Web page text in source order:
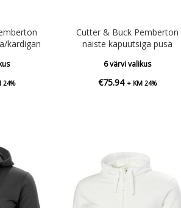
kardigan
24%
Cutter & Buck Pemberton
naiste kapuutsiga pusa
6 värvi valikus
€75.94 + KM 24%